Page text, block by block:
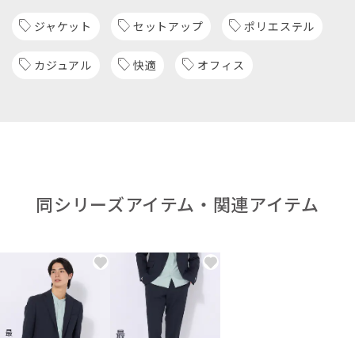
ジャケット セットアップ ポリエステル
カジュアル 快適 オフィス
同シリーズアイテム・関連アイテム